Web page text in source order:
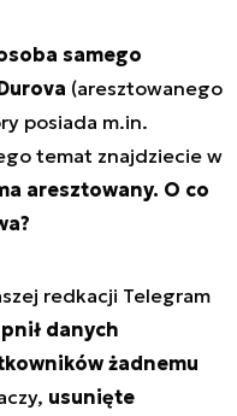
samego
(aresztowanego
posiada m.in.
temat znajdziecie w
aresztowany. O co
redkacji Telegram
danych
żadnemu
usunięte